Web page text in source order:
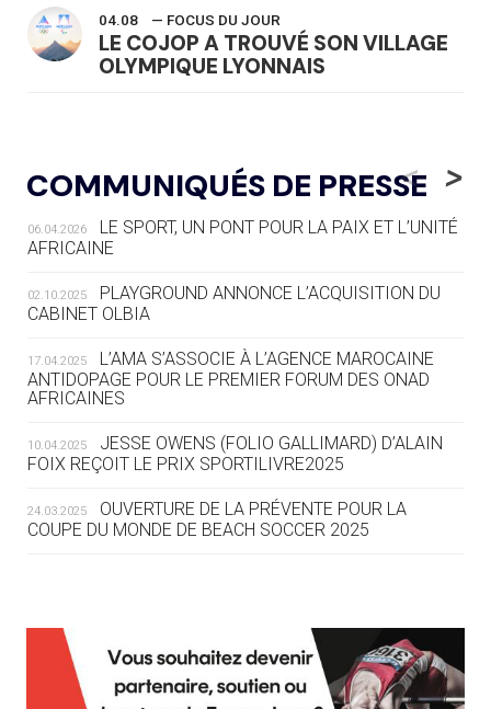
04.08 — FOCUS DU JOUR
LE COJOP A TROUVÉ SON VILLAGE
OLYMPIQUE LYONNAIS
« L'ALLEMAGNE PEUT DÉMONTRER
COMMENT ORGANISER DES JO
RESPONSABLES »
04.08
LA FIE LANCE LES GRANDES
MANŒUVRES EN VUE DES JO
04.08 — DAKAR 2026
DES FRESQUES CÉLÈBRENT LES JOJ
« PARIS 2024 M'A INSPIRÉ POUR
CRÉER UN PERSONNAGE »
03.08 — CROATIE
03.08 — DAKAR 2026
ON CONNAÎT LA PREMIÈRE
PORTEUSE DE LA FLAMME
COMMUNIQUÉS DE PRESSE
<
06.04.2026
LE SPORT, UN PONT POUR LA PAIX ET L’UNITÉ
AFRICAINE
02.10.2025
PLAYGROUND ANNONCE L’ACQUISITION DU
CABINET OLBIA
17.04.2025
L’AMA S’ASSOCIE À L’AGENCE MAROCAINE
ANTIDOPAGE POUR LE PREMIER FORUM DES ONAD
AFRICAINES
10.04.2025
JESSE OWENS (FOLIO GALLIMARD) D’ALAIN
FOIX REÇOIT LE PRIX SPORTILIVRE2025
24.03.2025
OUVERTURE DE LA PRÉVENTE POUR LA
COUPE DU MONDE DE BEACH SOCCER 2025
13.03.2025
L’AMA RECHERCHE DES HÔTES POUR LES
RÉUNIONS DU CONSEIL DE FONDATION ET DU COMITÉ
EXÉCUTIF
>